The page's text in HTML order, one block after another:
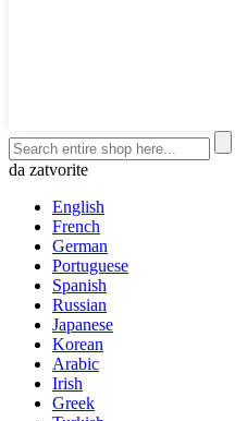
da zatvorite
English
French
German
Portuguese
Spanish
Russian
Japanese
Korean
Arabic
Irish
Greek